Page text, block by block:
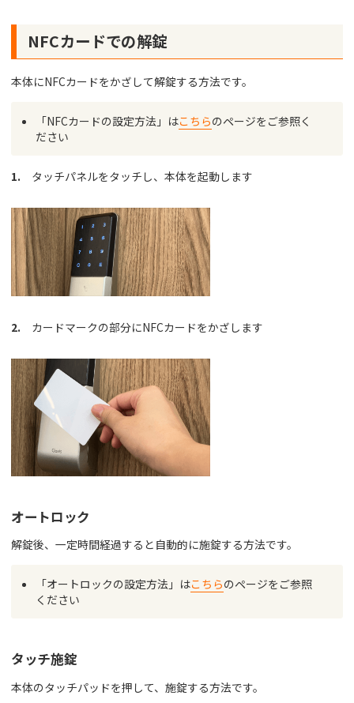
NFCカードでの解錠
本体にNFCカードをかざして解錠する方法です。
「NFCカードの設定方法」はこちらのページをご参照く
ださい
1. タッチパネルをタッチし、本体を起動します
2. カードマークの部分にNFCカードをかざします
オートロック
解錠後、一定時間経過すると自動的に施錠する方法です。
「オートロックの設定方法」はこちらのページをご参照
ください
タッチ施錠
本体のタッチパッドを押して、施錠する方法です。